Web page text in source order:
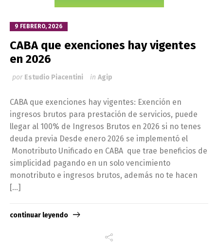
9 FEBRERO, 2026
CABA que exenciones hay vigentes
en 2026
por Estudio Piacentini in Agip
CABA que exenciones hay vigentes: Exención en
ingresos brutos para prestación de servicios, puede
llegar al 100% de Ingresos Brutos en 2026 si no tenes
deuda previa Desde enero 2026 se implementó el
Monotributo Unificado en CABA que trae beneficios de
simplicidad pagando en un solo vencimiento
monotributo e ingresos brutos, además no te hacen
[…]
continuar leyendo